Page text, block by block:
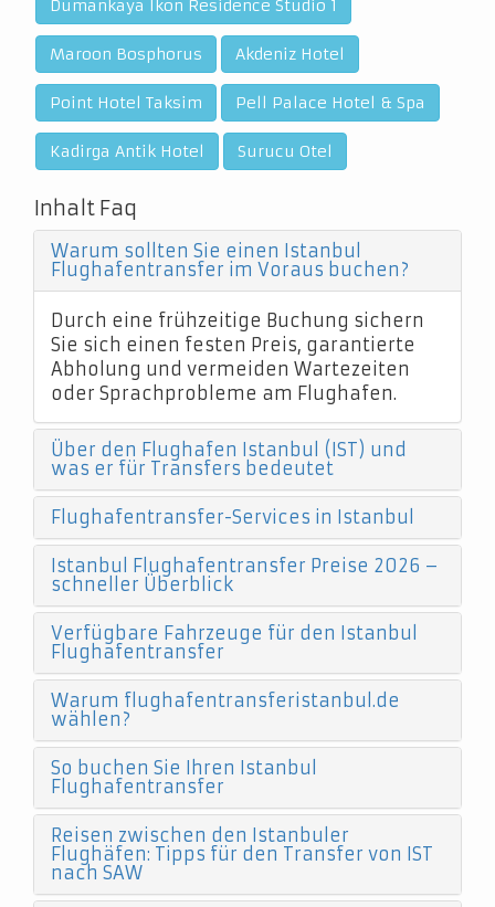
Dumankaya Ikon Residence Studio 1
Maroon Bosphorus Akdeniz Hotel
Point Hotel Taksim Pell Palace Hotel & Spa
Kadirga Antik Hotel Surucu Otel
Inhalt Faq
Warum sollten Sie einen Istanbul
Flughafentransfer im Voraus buchen?
Durch eine frühzeitige Buchung sichern
Sie sich einen festen Preis, garantierte
Abholung und vermeiden Wartezeiten
oder Sprachprobleme am Flughafen.
Über den Flughafen Istanbul (IST) und
was er für Transfers bedeutet
Flughafentransfer-Services in Istanbul
Istanbul Flughafentransfer Preise 2026 –
schneller Überblick
Verfügbare Fahrzeuge für den Istanbul
Flughafentransfer
Warum flughafentransferistanbul.de
wählen?
So buchen Sie Ihren Istanbul
Flughafentransfer
Reisen zwischen den Istanbuler
Flughäfen: Tipps für den Transfer von IST
nach SAW